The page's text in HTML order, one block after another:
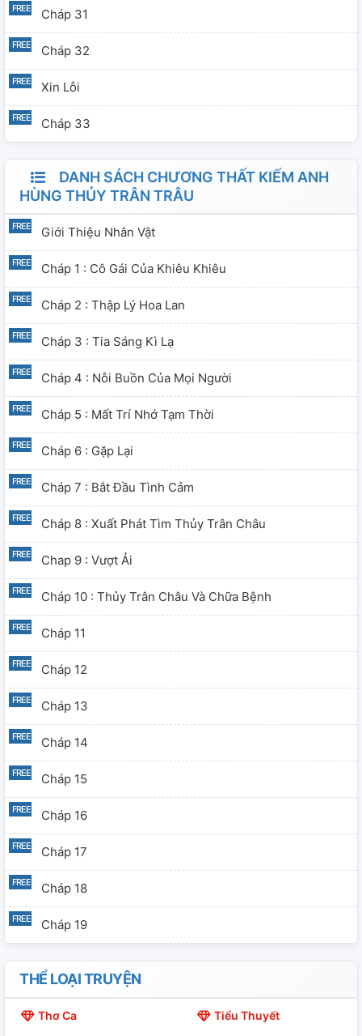
Cháp 31
Cháp 32
Xin Lỗi
Cháp 33
DANH SÁCH CHƯƠNG THẤT KIẾM ANH
HÙNG THỦY TRÂN TRÂU
Giới Thiệu Nhân Vật
Cháp 1 : Cô Gái Của Khiêu Khiêu
Cháp 2 : Thập Lý Hoa Lan
Cháp 3 : Tia Sáng Kì Lạ
Cháp 4 : Nỗi Buồn Của Mọi Người
Cháp 5 : Mất Trí Nhớ Tạm Thời
Cháp 6 : Gặp Lại
Cháp 7 : Bắt Đầu Tình Cảm
Cháp 8 : Xuất Phát Tìm Thủy Trân Châu
Chap 9 : Vượt Ải
Cháp 10 : Thủy Trân Châu Và Chữa Bệnh
Cháp 11
Cháp 12
Cháp 13
Cháp 14
Cháp 15
Cháp 16
Cháp 17
Cháp 18
Cháp 19
Cháp 20
Cháp 21
THỂ LOẠI TRUYỆN
Thơ Ca Tiểu Thuyết